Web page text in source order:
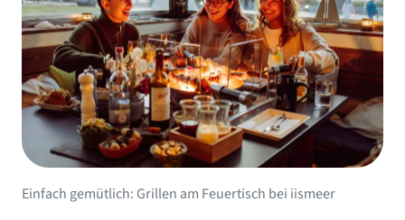
Einfach gemütlich: Grillen am Feuertisch bei iismeer